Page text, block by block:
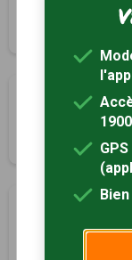
Montcabrier,
Circuit du
Montgesty, Lot
9.5 km
Le chemin
Pontcirq, Lot